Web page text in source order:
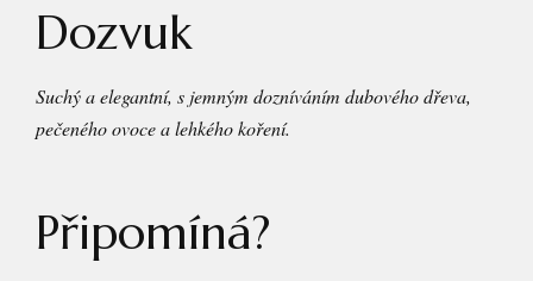
Dozvuk
Suchý a elegantní, s jemným dozníváním dubového dřeva,
pečeného ovoce a lehkého koření.
Připomíná?